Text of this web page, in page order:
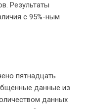
Результаты
с 95%-ным
пятнадцать
данные из
данных